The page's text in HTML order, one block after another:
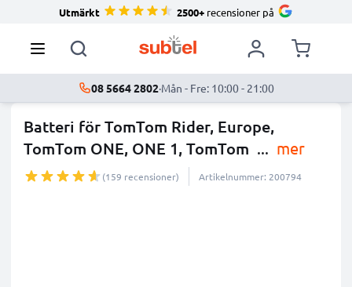
Utmärkt 2500+ recensioner på
08 5664 2802·Mån - Fre: 10:00 - 21:00
Batteri för TomTom Rider, Europe,
TomTom ONE, ONE 1, TomTom ... mer
(159 recensioner) Artikelnummer: 200794